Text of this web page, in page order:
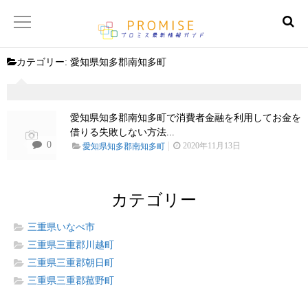
【サイトマップ】
カテゴリー: 愛知県知多郡南知多町
0
愛知県知多郡南知多町で消費者金融を利用してお金を
借りる失敗しない方法...
愛知県知多郡南知多町 2020年11月13日
カテゴリー
三重県いなべ市
三重県三重郡川越町
三重県三重郡朝日町
三重県三重郡菰野町